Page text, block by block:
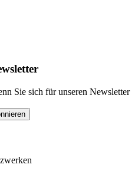
Sie sich für unseren Newsletter